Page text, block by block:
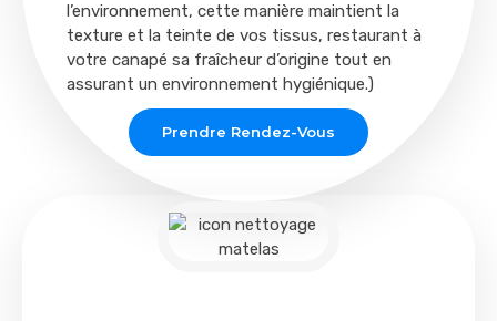
l’environnement, cette manière maintient la
texture et la teinte de vos tissus, restaurant à
votre canapé sa fraîcheur d’origine tout en
assurant un environnement hygiénique.)
Prendre Rendez-Vous